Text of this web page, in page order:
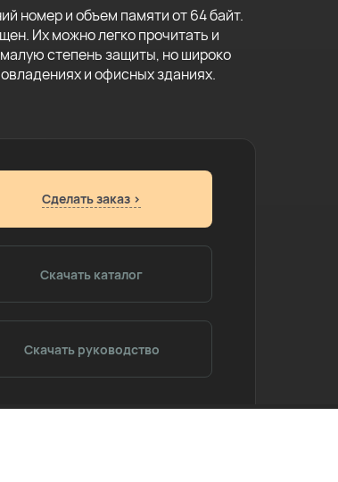
номер и объем памяти от 64 байт.
Их можно легко прочитать и
степень защиты, но широко
и офисных зданиях.
Сделать заказ >
Скачать каталог
Скачать руководство